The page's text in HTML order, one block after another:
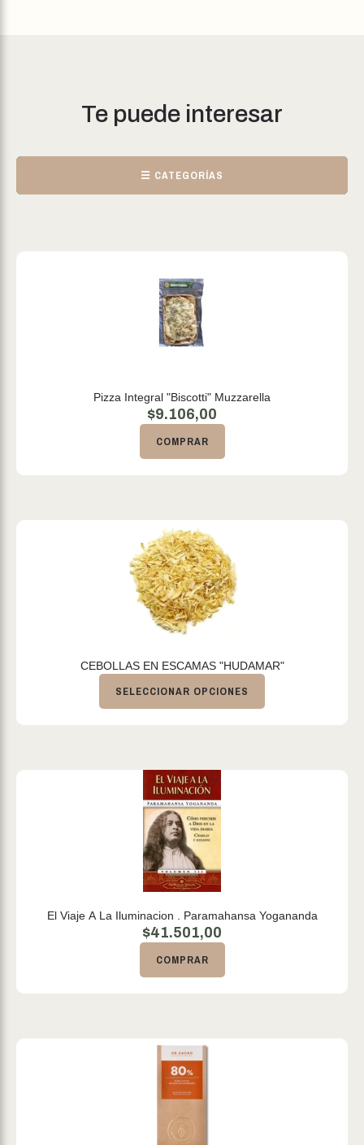
Te puede interesar
☰ CATEGORÍAS
Pizza Integral "Biscotti" Muzzarella
$9.106,00
COMPRAR
CEBOLLAS EN ESCAMAS "HUDAMAR"
SELECCIONAR OPCIONES
El Viaje A La Iluminacion . Paramahansa Yogananda
$41.501,00
COMPRAR